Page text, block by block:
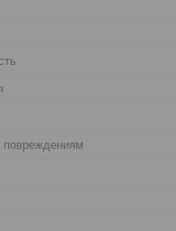
повреждениям